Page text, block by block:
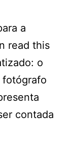
a
read this
o
fotógrafo
contada